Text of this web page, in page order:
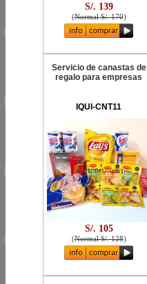
S/. 139
(Normal S/. 170)
Servicio de canastas de
regalo para empresas
IQUI-CNT11
S/. 105
(Normal S/. 128)